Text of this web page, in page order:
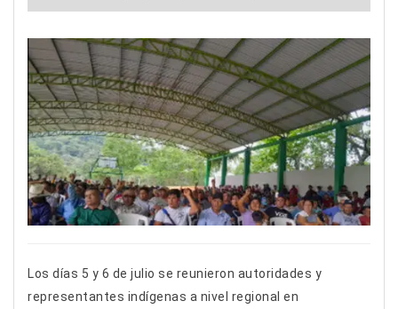
Los días 5 y 6 de julio se reunieron autoridades y
representantes indígenas a nivel regional en